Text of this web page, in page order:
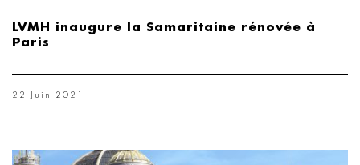
LVMH inaugure la Samaritaine rénovée à
Paris
22 Juin 2021